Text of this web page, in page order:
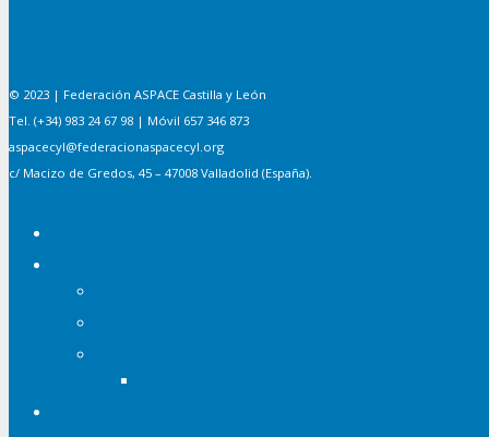
© 2023 | Federación ASPACE Castilla y León
Tel. (+34) 983 24 67 98 | Móvil 657 346 873
aspacecyl@federacionaspacecyl.org
c/ Macizo de Gredos, 45 – 47008 Valladolid (España).